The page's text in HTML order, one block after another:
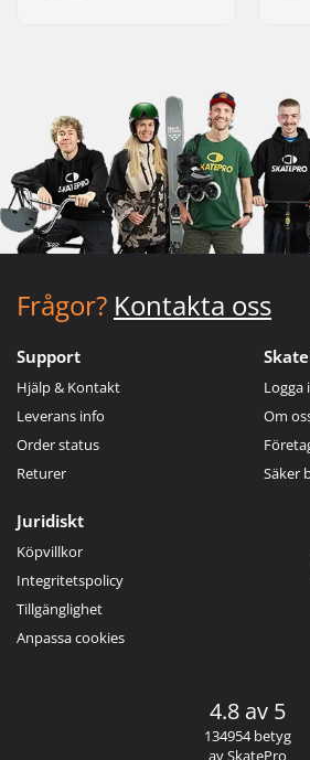
Frågor? Kontakta oss
Support
Hjälp & Kontakt
Leverans info
Order status
Returer
Logga
Om
Säker
Juridiskt
Köpvillkor
Integritetspolicy
Tillgänglighet
Anpassa cookies
4.8 av 5
134954 betyg
av SkatePro